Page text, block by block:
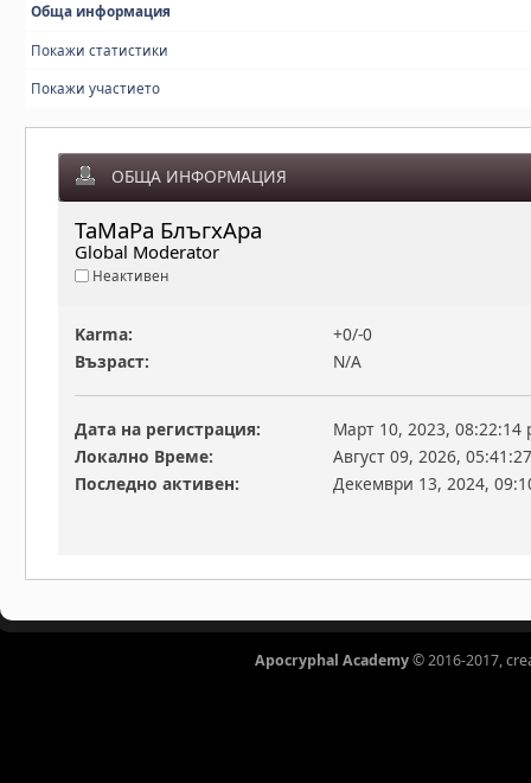
Обща информация
Покажи статистики
Покажи участието
ОБЩА ИНФОРМАЦИЯ
ТаМаРа БлъгхАра
Global Moderator
Неактивен
Karma:
+0/-0
Възраст:
N/A
Дата на регистрация:
Март 10, 2023, 08:22:14
Локално Време:
Август 09, 2026,
Последно активен:
Декември 13, 2024,
Apocryphal Academy© 2016-2017,